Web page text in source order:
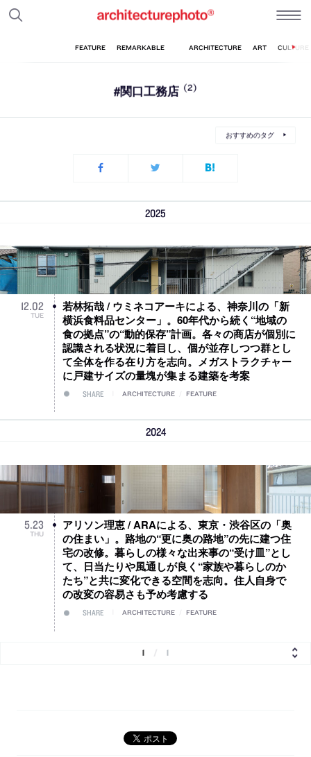
#関口工務店 (2)
おすすめのタグ
2025
12.02
TUE
若林拓哉 / ウミネコアーキによる、神奈川の「新
横浜食料品センター」。60年代から続く“地域の
食の拠点”の“動的保存”計画。各々の商店が個別に
認識される状況に着目し、個が並存しつつ群とし
て全体を作る在り方を志向。メガストラクチャー
に戸建サイズの量塊が集まる建築を考案
SHARE ARCHITECTURE FEATURE
2024
5.23
THU
アリソン理恵 / ARAによる、東京・渋谷区の「奥
の住まい」。路地の“更に奥の路地”の先に建つ住
宅の改修。暮らしの様々な出来事の“受け皿”とし
て、日当たりや風通しが良く“家族や暮らしのか
たち”と共に変化できる空間を志向。住人自身で
の改変の容易さも予め考慮する
SHARE ARCHITECTURE FEATURE
1 1